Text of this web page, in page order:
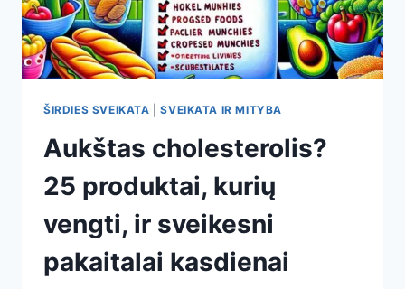
ŠIRDIES SVEIKATA |SVEIKATA IR MITYBA
Aukštas cholesterolis?
25 produktai, kurių
vengti, ir sveikesni
pakaitalai kasdienai